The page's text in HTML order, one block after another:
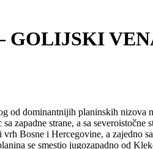
GOLIJSKI
od dominantnijih planinskih nizova
sa zapadne strane, a sa
Bosne i Hercegovine, a zajedno
se smestio jugozapadno od